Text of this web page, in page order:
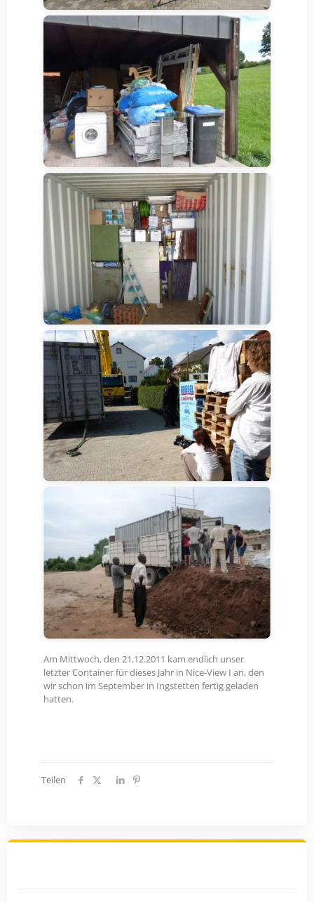
Am Mittwoch, den 21.12.2011 kam endlich unser
letzter Container für dieses Jahr in Nice-View I an, den
wir schon im September in Ingstetten fertig geladen
hatten.
Teilen